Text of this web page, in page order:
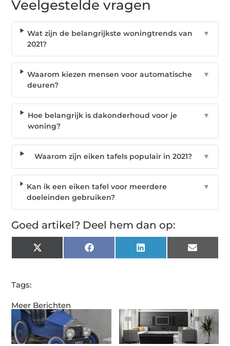
Meer Berichten
Veelgestelde vragen
Wat zijn de belangrijkste woningtrends van
2021?
▼
Waarom kiezen mensen voor automatische
deuren?
▼
Hoe belangrijk is dakonderhoud voor je
woning?
▼
Waarom zijn eiken tafels populair in 2021? ▼
Kan ik een eiken tafel voor meerdere
doeleinden gebruiken?
▼
Goed artikel? Deel hem dan op:
X
(Twitter)
Facebook LinkedIn Email
Tags: